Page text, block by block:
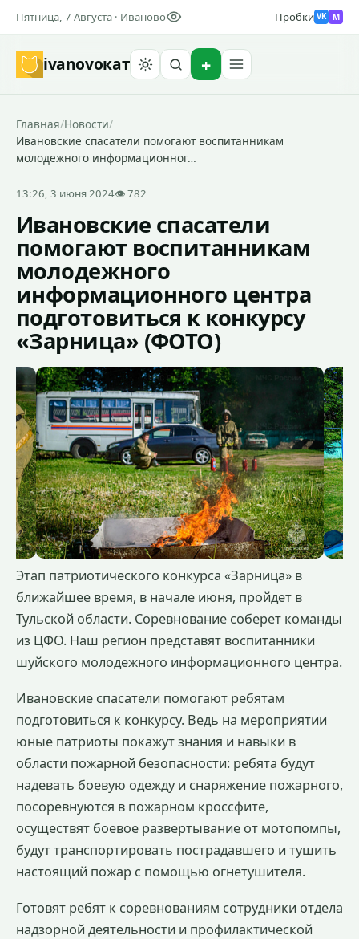
Пятница, 7 Августа · Иваново Пробки VK M
ivanovoкат
Главная/Новости/
Ивановские спасатели помогают воспитанникам
молодежного информационног…
13:26, 3 июня 2024👁 782
Ивановские спасатели
помогают воспитанникам
молодежного
информационного центра
подготовиться к конкурсу
«Зарница» (ФОТО)
Этап патриотического конкурса «Зарница» в
ближайшее время, в начале июня, пройдет в
Тульской области. Соревнование соберет команды
из ЦФО. Наш регион представят воспитанники
шуйского молодежного информационного центра.
Ивановские спасатели помогают ребятам
подготовиться к конкурсу. Ведь на мероприятии
юные патриоты покажут знания и навыки в
области пожарной безопасности: ребята будут
надевать боевую одежду и снаряжение пожарного,
посоревнуются в пожарном кроссфите,
осуществят боевое развертывание от мотопомпы,
будут транспортировать пострадавшего и тушить
настоящий пожар с помощью огнетушителя.
Готовят ребят к соревнованиям сотрудники отдела
надзорной деятельности и профилактической